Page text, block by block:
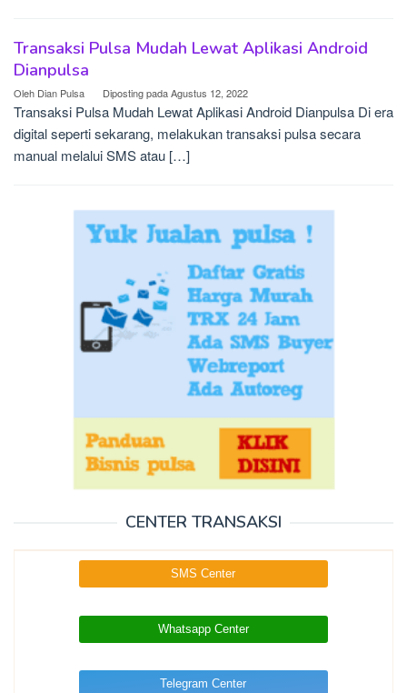
Transaksi Pulsa Mudah Lewat Aplikasi Android
Dianpulsa
Oleh Dian Pulsa Diposting padaAgustus 12, 2022
Transaksi Pulsa Mudah Lewat Aplikasi Android Dianpulsa Di era
digital seperti sekarang, melakukan transaksi pulsa secara
manual melalui SMS atau […]
CENTER TRANSAKSI
SMS Center
Whatsapp Center
Telegram Center